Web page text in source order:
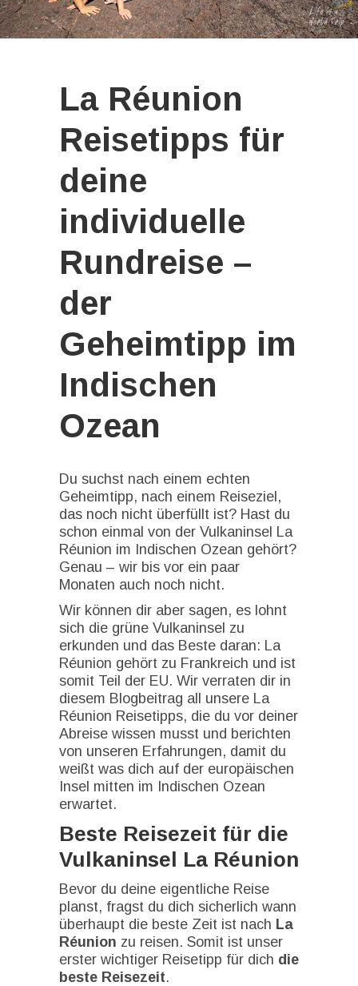
La Réunion
Reisetipps für
deine
individuelle
Rundreise –
der
Geheimtipp im
Indischen
Ozean
Du suchst nach einem echten
Geheimtipp, nach einem Reiseziel,
das noch nicht überfüllt ist? Hast du
schon einmal von der Vulkaninsel La
Réunion im Indischen Ozean gehört?
Genau – wir bis vor ein paar
Monaten auch noch nicht.
Wir können dir aber sagen, es lohnt
sich die grüne Vulkaninsel zu
erkunden und das Beste daran: La
Réunion gehört zu Frankreich und ist
somit Teil der EU. Wir verraten dir in
diesem Blogbeitrag all unsere La
Réunion Reisetipps, die du vor deiner
Abreise wissen musst und berichten
von unseren Erfahrungen, damit du
weißt was dich auf der europäischen
Insel mitten im Indischen Ozean
erwartet.
Beste Reisezeit für die
Vulkaninsel La Réunion
Bevor du deine eigentliche Reise
planst, fragst du dich sicherlich wann
überhaupt die beste Zeit ist nach La
Réunion zu reisen. Somit ist unser
erster wichtiger Reisetipp für dich die
beste Reisezeit.